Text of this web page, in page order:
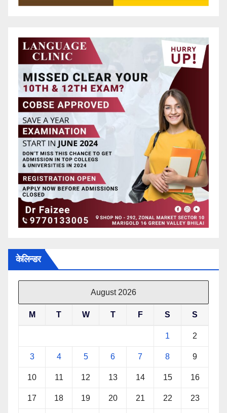
केलिन्डर
August 2026
M T W T F S S
1 2
3 4 5 6 7 8 9
10 11 12 13 14 15 16
17 18 19 20 21 22 23